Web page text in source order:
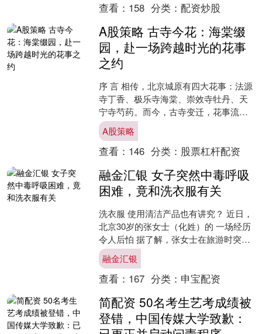
查看： 158 分类： 配资炒股
A股策略 古寺今花：海棠缀
园，赴一场跨越时光的花事
之约
序 言 相传，北京城原有四大花事：法源
寺丁香、极乐寺海棠、崇效寺牡丹、天
宁寺芍药。而今，古寺变迁，花事流
转，幸而史志留痕，风物可寻。本系列
以“古寺今花”为名，循....
A股策略
查看： 146 分类： 股票杠杆配资
融金汇银 女子突然中毒呼吸
困难，竟和洗衣服有关
洗衣服 使用清洁产品也有讲究？ 近日，
北京30岁的张女士（化姓）的 一场经历
令人后怕 据了解，张女士在旅游时突发
呼吸困难，起初以为是过敏性哮喘发
作，连夜服药后仍....
融金汇银
查看： 167 分类： 申宝配资
简配资 50名考生艺考成绩被
登错，中国传媒大学致歉：